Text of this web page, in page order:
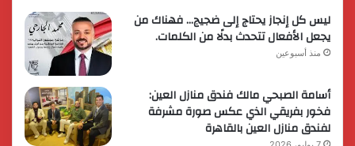
ليس كل إنجاز يحتاج إلى ضجيج… فهناك من
يجعل الأفعال تتحدث بدلًا من الكلمات.
منذ أسبوعين
أسامة الصبحي مالك فندق منازل العين:
فخور بفريقي الذي عكس صورة مشرفة
لفندق منازل العين بالقاهرة